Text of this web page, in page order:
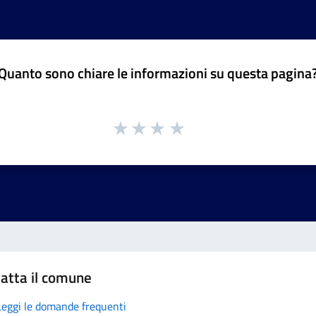
sono chiare le informazioni su questa
il comune
le domande frequenti